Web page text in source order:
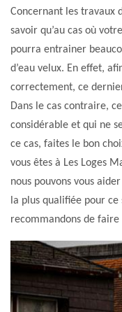
Concernant les travaux
savoir qu’au cas où
pourra entrainer
d’eau velux. En effet,
correctement, ce
Dans le cas contraire,
considérable et qui ne
ce cas, faites le bon
vous êtes à Les Loges
nous pouvons vous
la plus qualifiée pour ce
recommandons de